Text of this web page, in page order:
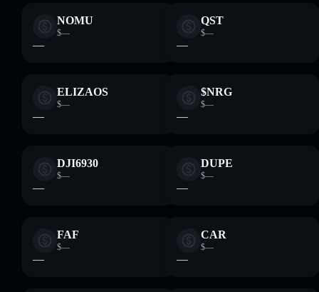
NOMU
$—
—
QST
$—
—
ELIZAOS
$—
—
$NRG
$—
—
DJI6930
$—
—
DUPE
$—
—
FAF
$—
—
CAR
$—
—